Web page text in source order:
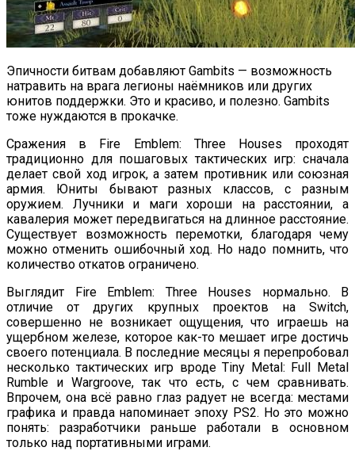
Эпичности битвам добавляют Gambits — возможность
натравить на врага легионы наёмников или других
юнитов поддержки. Это и красиво, и полезно. Gambits
тоже нуждаются в прокачке.
Сражения в Fire Emblem: Three Houses проходят
традиционно для пошаговых тактических игр: сначала
делает свой ход игрок, а затем противник или союзная
армия. Юниты бывают разных классов, с разным
оружием. Лучники и маги хороши на расстоянии, а
кавалерия может передвигаться на длинное расстояние.
Существует возможность перемотки, благодаря чему
можно отменить ошибочный ход. Но надо помнить, что
количество откатов ограничено.
Выглядит Fire Emblem: Three Houses нормально. В
отличие от других крупных проектов на Switch,
совершенно не возникает ощущения, что играешь на
ущербном железе, которое как-то мешает игре достичь
своего потенциала. В последние месяцы я перепробовал
несколько тактических игр вроде Tiny Metal: Full Metal
Rumble и Wargroove, так что есть, с чем сравнивать.
Впрочем, она всё равно глаз радует не всегда: местами
графика и правда напоминает эпоху PS2. Но это можно
понять: разработчики раньше работали в основном
только над портативными играми.